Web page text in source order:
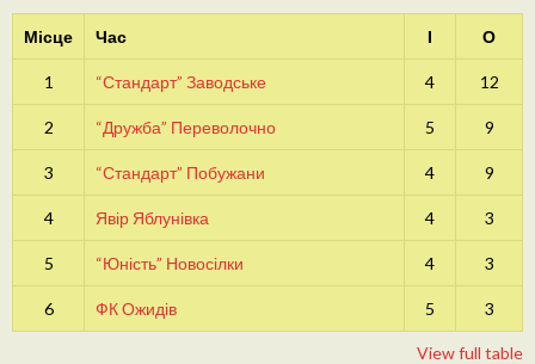
Місце Час І О
1 “Стандарт” Заводське 4 12
2 “Дружба” Переволочно 5 9
3 “Стандарт” Побужани 4 9
4 Явір Яблунівка 4 3
5 “Юність” Новосілки 4 3
6 ФК Ожидів 5 3
View full table